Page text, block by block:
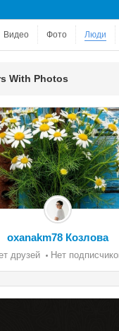
Видео Фото Люди
With Photos
oxanakm78 Козлова
друзей Нет